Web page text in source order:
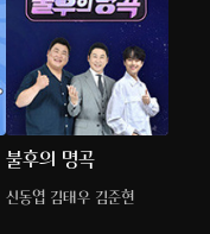
불후의 명곡
신동엽 김태우 김준현